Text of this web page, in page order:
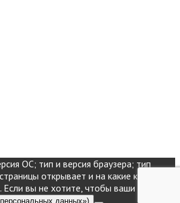
ОС; тип и версия браузера; тип
открывает и на какие кнопки
вы не хотите, чтобы ваши данные
данных»)